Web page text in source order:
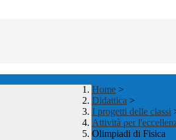
Home >
Didattica >
I progetti delle classi
Attività per
Olimpiadi di Fisica